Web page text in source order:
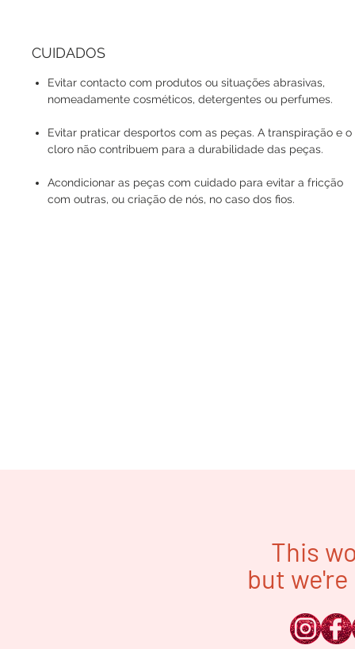
CUIDADOS
Evitar contacto com produtos ou situações abrasivas,
nomeadamente cosméticos, detergentes ou perfumes.
Evitar praticar desportos com as peças. A transpiração e o
cloro não contribuem para a durabilidade das peças.
Acondicionar as peças com cuidado para evitar a fricção
com outras, ou criação de nós, no caso dos fios.
This
but